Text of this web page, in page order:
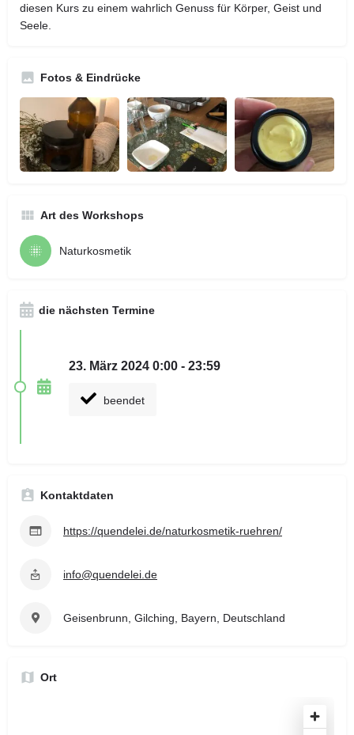
diesen Kurs zu einem wahrlich Genuss für Körper, Geist und
Seele.
Fotos & Eindrücke
Art des Workshops
Naturkosmetik
die nächsten Termine
23. März 2024 0:00 - 23:59
beendet
Kontaktdaten
https://quendelei.de/naturkosmetik-ruehren/
info@quendelei.de
Geisenbrunn, Gilching, Bayern, Deutschland
Ort